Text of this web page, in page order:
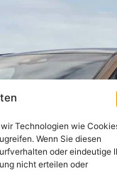
Technologien wie
Wenn Sie diesen
oder eindeutige
nicht erteilen oder